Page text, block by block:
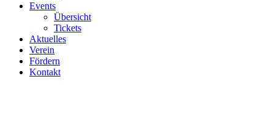
Events
Übersicht
Tickets
Aktuelles
Verein
Fördern
Kontakt